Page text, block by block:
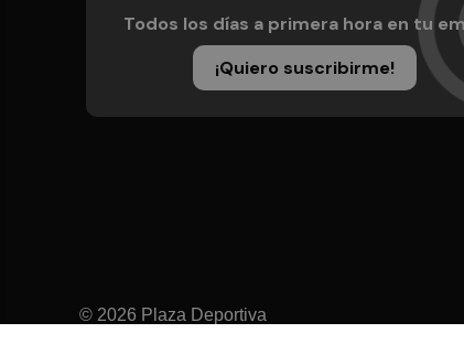
Todos los días a primera hora en tu
¡Quiero suscribirme!
© 2026 Plaza Deportiva